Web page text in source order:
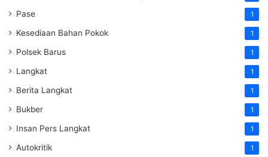
Pase 1
Kesediaan Bahan Pokok 1
Polsek Barus 1
Langkat 1
Berita Langkat 1
Bukber 1
Insan Pers Langkat 1
Autokritik 1